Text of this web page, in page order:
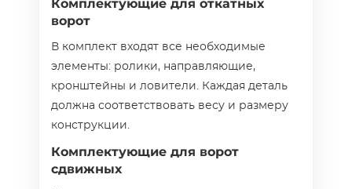
Комплектующие для откатных
ворот
В комплект входят все необходимые
элементы: ролики, направляющие,
кронштейны и ловители. Каждая деталь
должна соответствовать весу и размеру
конструкции.
Комплектующие для ворот
сдвижных